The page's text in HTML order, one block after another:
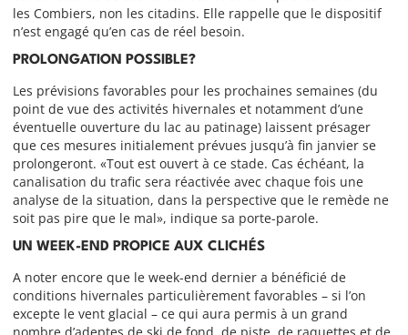
les Combiers, non les citadins. Elle rappelle que le dispositif
n’est engagé qu’en cas de réel besoin.
PROLONGATION POSSIBLE?
Les prévisions favorables pour les prochaines semaines (du
point de vue des activités hivernales et notamment d’une
éventuelle ouverture du lac au patinage) laissent présager
que ces mesures initialement prévues jusqu’à fin janvier se
prolongeront. «Tout est ouvert à ce stade. Cas échéant, la
canalisation du trafic sera réactivée avec chaque fois une
analyse de la situation, dans la perspective que le remède ne
soit pas pire que le mal», indique sa porte-parole.
UN WEEK-END PROPICE AUX CLICHÉS
A noter encore que le week-end dernier a bénéficié de
conditions hivernales particulièrement favorables – si l’on
excepte le vent glacial – ce qui aura permis à un grand